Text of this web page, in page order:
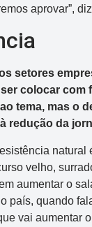
aprovar”,
setores
colocar com
tema, mas o
redução da
natural
velho,
aumentar o
país, quando
vai aumentar